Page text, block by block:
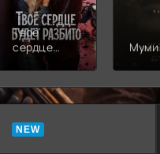
Твоё
сердце